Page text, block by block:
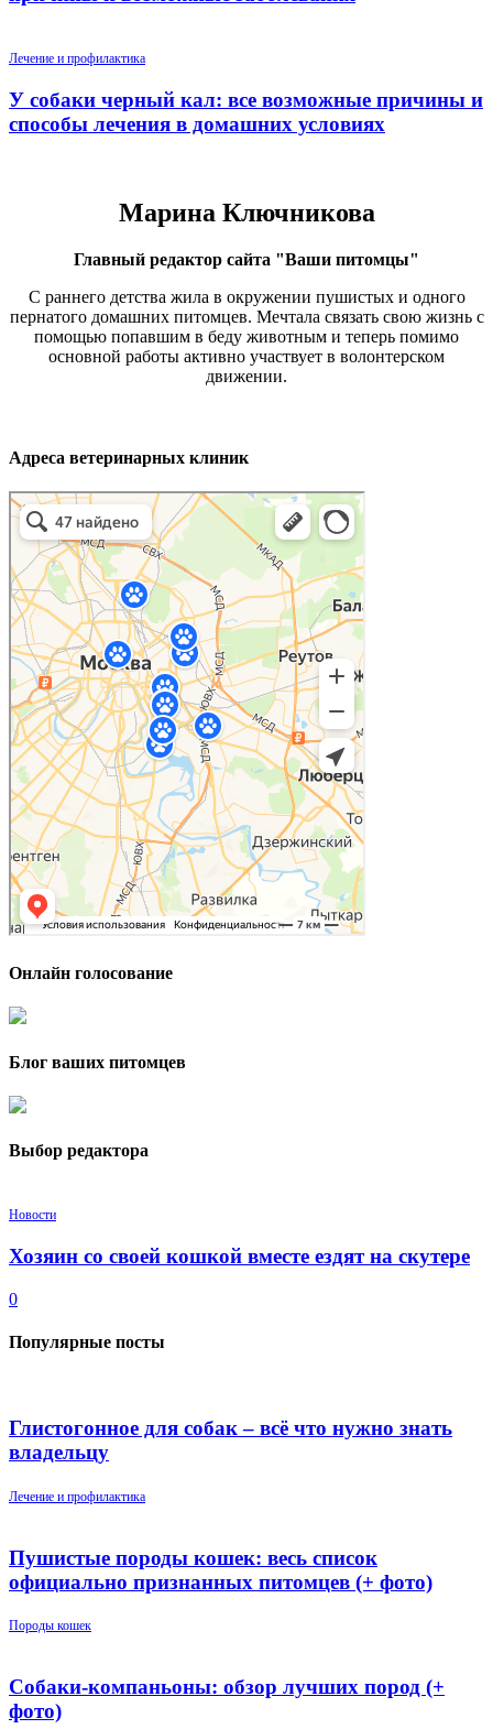
Лечение и профилактика
У собаки черный кал: все возможные причины и
способы лечения в домашних условиях
Марина Ключникова
Главный редактор сайта "Ваши питомцы"
С раннего детства жила в окружении пушистых и одного
пернатого домашних питомцев. Мечтала связать свою жизнь с
помощью попавшим в беду животным и теперь помимо
основной работы активно участвует в волонтерском
движении.
Адреса ветеринарных клиник
Онлайн голосование
Блог ваших питомцев
Выбор редактора
Новости
Хозяин со своей кошкой вместе ездят на скутере
0
Популярные посты
Глистогонное для собак – всё что нужно знать
владельцу
Лечение и профилактика
Пушистые породы кошек: весь список
официально признанных питомцев (+ фото)
Породы кошек
Собаки-компаньоны: обзор лучших пород (+
фото)